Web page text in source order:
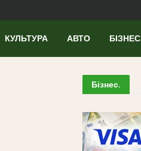
КУЛЬТУРА АВТО БІЗНЕС
Бізнес.